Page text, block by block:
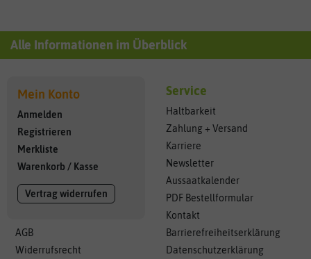
Alle Informationen im Überblick
Mein Konto
Anmelden
Registrieren
Merkliste
Warenkorb / Kasse
Vertrag widerrufen
AGB
Widerrufsrecht
Service
Haltbarkeit
Zahlung + Versand
Karriere
Newsletter
Aussaatkalender
PDF Bestellformular
Kontakt
Barrierefreiheitserklärung
Datenschutzerklärung